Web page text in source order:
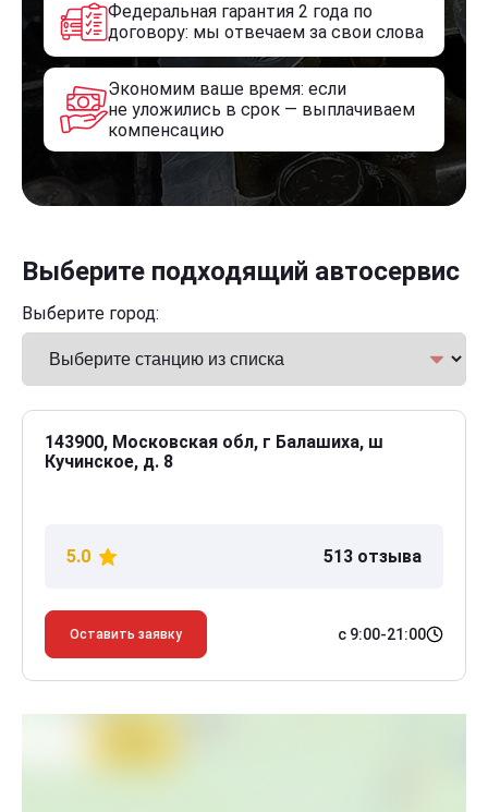
Федеральная гарантия 2 года по
договору: мы отвечаем за свои слова
Экономим ваше время: если
не уложились в срок — выплачиваем
компенсацию
Выберите подходящий автосервис
Выберите город:
143900, Московская обл, г Балашиха, ш
Кучинское, д. 8
5.0 513 отзыва
Оставить заявку с 9:00-21:00